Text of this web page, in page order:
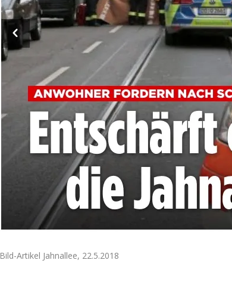
Bild-Artikel Jahnallee, 22.5.2018